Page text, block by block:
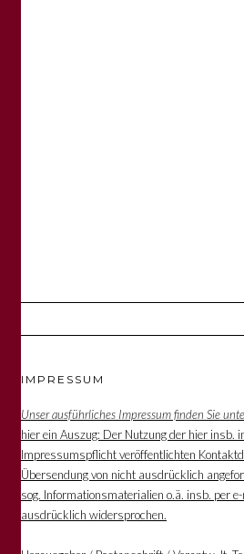
IMPRESSUM
Unser ausführliches Impressum finden Sie
hier ein Auszug: Der Nutzung der hier insb.
Impressumspflicht veröffentlichten
Übersendung von nicht ausdrücklich
sog. Informationsmaterialien o.ä. insb. per
ausdrücklich widersprochen.